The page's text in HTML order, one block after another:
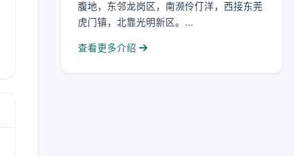
腹地，东邻龙岗区，南濒伶仃洋，西接东莞
虎门镇，北靠光明新区。...
查看更多介绍